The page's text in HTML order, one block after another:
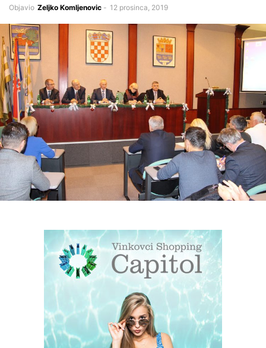
Objavio Zeljko Komljenovic - 12 prosinca, 2019